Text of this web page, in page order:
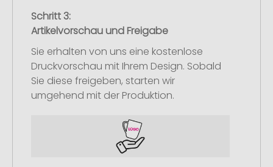
Schritt 3:
Artikelvorschau und Freigabe
Sie erhalten von uns eine kostenlose
Druckvorschau mit Ihrem Design. Sobald
Sie diese freigeben, starten wir
umgehend mit der Produktion.